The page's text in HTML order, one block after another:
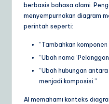
berbasis bahasa alami.
menyempurnakan diagram
perintah seperti:
“Tambahkan
“Ubah nama
“Ubah hubungan
menjadi komposisi.”
AI memahami konteks